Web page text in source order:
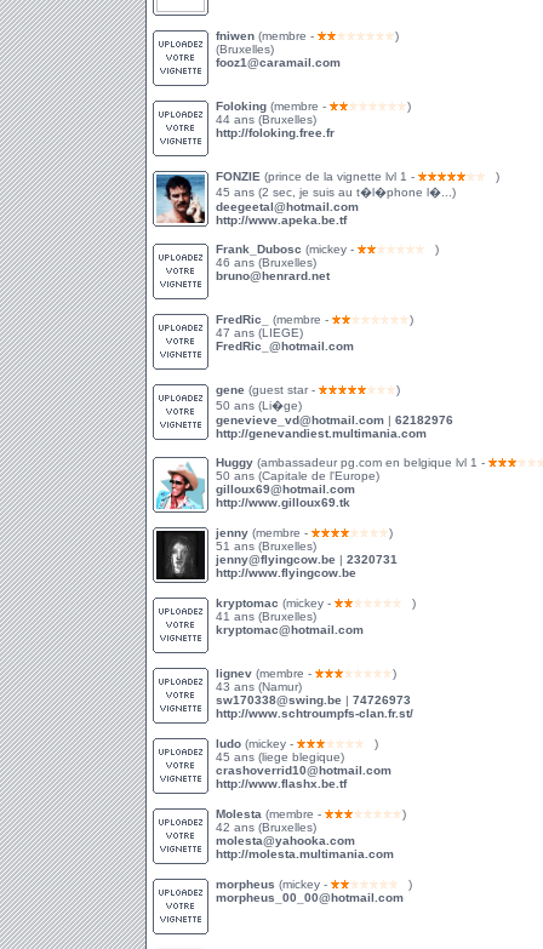
fniwen (membre -
)
(Bruxelles)
fooz1@caramail.com
Foloking (membre -
)
44 ans (Bruxelles)
http://foloking.free.fr
FONZIE (prince de la vignette lvl 1 -
)
45 ans (2 sec, je suis au t�l�phone l�...)
deegeetal@hotmail.com
http://www.apeka.be.tf
Frank_Dubosc (mickey -
)
46 ans (Bruxelles)
bruno@henrard.net
FredRic_ (membre -
)
47 ans (LIEGE)
FredRic_@hotmail.com
gene (guest star -
)
50 ans (Li�ge)
genevieve_vd@hotmail.com | 62182976
http://genevandiest.multimania.com
Huggy (ambassadeur pg.com en belgique lvl 1 -
50 ans (Capitale de l'Europe)
gilloux69@hotmail.com
http://www.gilloux69.tk
jenny (membre -
)
51 ans (Bruxelles)
jenny@flyingcow.be | 2320731
http://www.flyingcow.be
kryptomac (mickey -
)
41 ans (Bruxelles)
kryptomac@hotmail.com
lignev (membre -
)
43 ans (Namur)
sw170338@swing.be | 74726973
http://www.schtroumpfs-clan.fr.st/
ludo (mickey -
)
45 ans (liege blegique)
crashoverrid10@hotmail.com
http://www.flashx.be.tf
Molesta (membre -
)
42 ans (Bruxelles)
molesta@yahooka.com
http://molesta.multimania.com
morpheus (mickey -
)
morpheus_00_00@hotmail.com